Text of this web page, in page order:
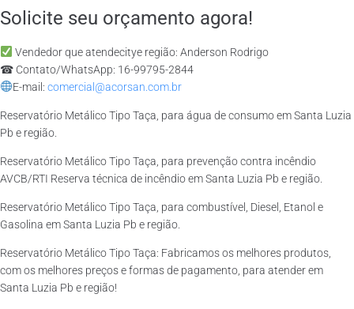
Solicite seu orçamento agora!
Vendedor que atendecitye região: Anderson Rodrigo
☎ Contato/WhatsApp: 16-99795-2844
E-mail: comercial@acorsan.com.br
Reservatório Metálico Tipo Taça, para água de consumo em Santa Luzia
Pb e região.
Reservatório Metálico Tipo Taça, para prevenção contra incêndio
AVCB/RTI Reserva técnica de incêndio em Santa Luzia Pb e região.
Reservatório Metálico Tipo Taça, para combustível, Diesel, Etanol e
Gasolina em Santa Luzia Pb e região.
Reservatório Metálico Tipo Taça: Fabricamos os melhores produtos,
com os melhores preços e formas de pagamento, para atender em
Santa Luzia Pb e região!